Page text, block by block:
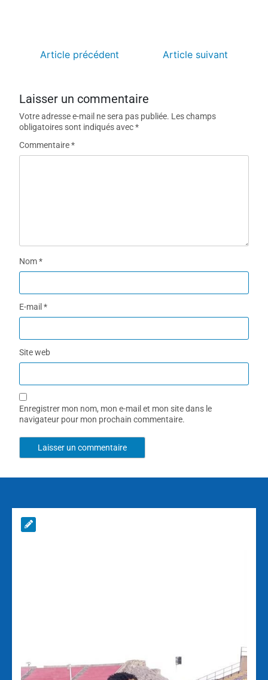
Article précédent Article suivant
Laisser un commentaire
Votre adresse e-mail ne sera pas publiée. Les champs
obligatoires sont indiqués avec*
Commentaire*
Nom*
E-mail*
Site web
Enregistrer mon nom, mon e-mail et mon site dans le
navigateur pour mon prochain commentaire.